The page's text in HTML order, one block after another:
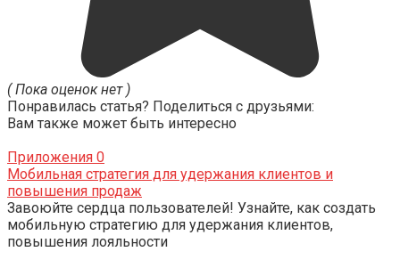
( Пока оценок нет )
Понравилась статья? Поделиться с друзьями:
Вам также может быть интересно
Приложения 0
Мобильная стратегия для удержания клиентов и
повышения продаж
Завоюйте сердца пользователей! Узнайте, как создать
мобильную стратегию для удержания клиентов,
повышения лояльности